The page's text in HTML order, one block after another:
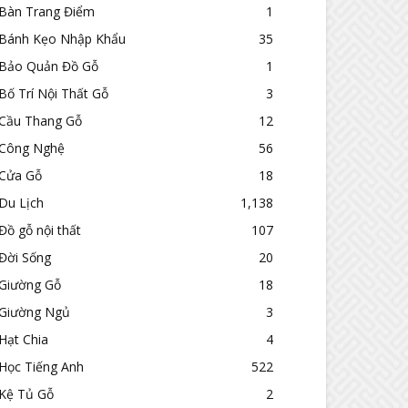
Trang Điểm
1
Kẹo Nhập Khẩu
35
Quản Đồ Gỗ
1
Trí Nội Thất Gỗ
3
Thang Gỗ
12
Nghệ
56
Gỗ
18
Lịch
1,138
gỗ nội thất
107
Sống
20
Gỗ
18
Ngủ
3
Chia
4
Tiếng Anh
522
Tủ Gỗ
2